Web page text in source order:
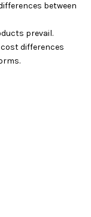
between
prevail.
differences